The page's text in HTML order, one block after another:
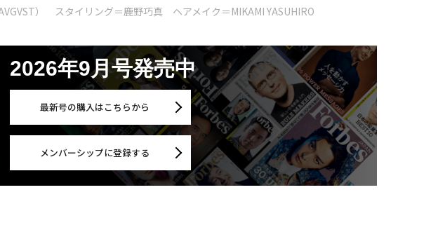
） スタイリング＝鹿野巧真 ヘアメイク＝MIKAMI YASUHIRO
2026年9月号発売中
最新号の購入はこちらから
メンバーシップに登録する